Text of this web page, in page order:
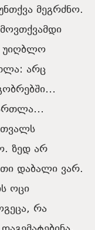
მეგრძნო.
უიღბლო
არც
თვალს
ზედ არ
დაბალი ვარ.
ოცი
რა